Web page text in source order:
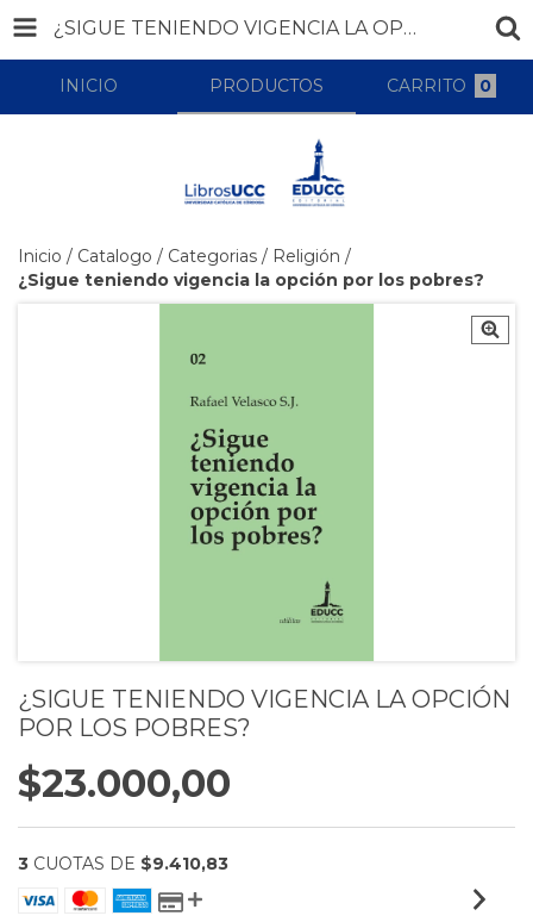
¿SIGUE TENIENDO VIGENCIA LA OPCIÓN POR LOS POBRES?
INICIO PRODUCTOS CARRITO 0
Inicio / Catalogo / Categorias / Religión /
¿Sigue teniendo vigencia la opción por los pobres?
¿SIGUE TENIENDO VIGENCIA LA OPCIÓN
POR LOS POBRES?
$23.000,00
3 CUOTAS DE $9.410,83